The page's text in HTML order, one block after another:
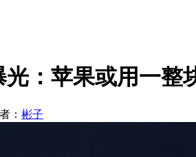
光：苹果或用一整
： 彬子